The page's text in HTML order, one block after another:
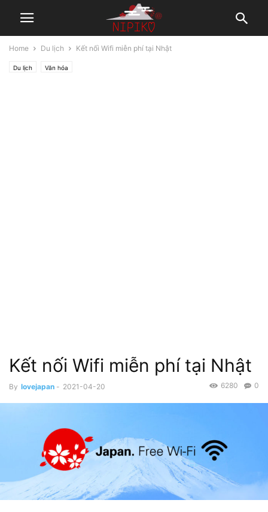
Home Du lịch Kết nối Wifi miễn phí tại Nhật
Du lịch Văn hóa
Kết nối Wifi miễn phí tại Nhật
By lovejapan - 2021-04-20 0
6280